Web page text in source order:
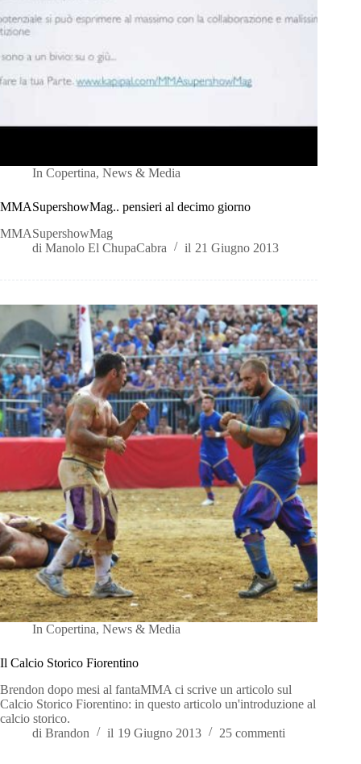
In Copertina,News & Media
MMASupershowMag.. pensieri al decimo giorno
MMASupershowMag
di Manolo El ChupaCabra il 21 Giugno 2013
In Copertina,News & Media
Il Calcio Storico Fiorentino
Brendon dopo mesi al fantaMMA ci scrive un articolo sul
Calcio Storico Fiorentino: in questo articolo un'introduzione al
calcio storico.
di Brandon il 19 Giugno 2013 25 commenti